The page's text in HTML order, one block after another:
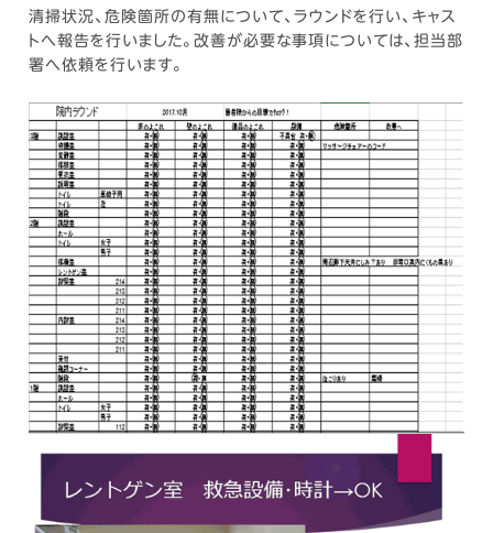
清掃状況、危険箇所の有無について、ラウンドを行い、キャス
トへ報告を行いました。改善が必要な事項については、担当部
署へ依頼を行います。